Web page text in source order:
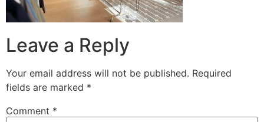
Leave a Reply
Your email address will not be published. Required
fields are marked *
Comment *